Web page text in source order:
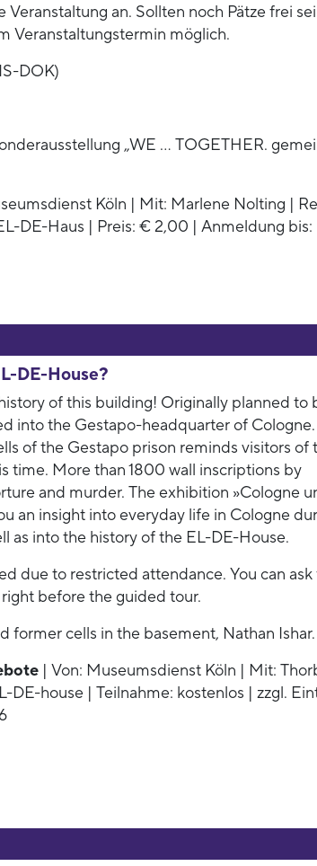
an. Sollten noch Pätze frei
Veranstaltungstermin möglich.
DOK)
„WE … TOGETHER.
Köln | Mit: Marlene Nolting |
DE-Haus | Preis: € 2,00 | Anmeldung bis:
DE-House?
of this building! Originally planned to
into the Gestapo-headquarter of
of the Gestapo prison reminds visitors of
time. More than 1800 wall inscriptions by
and murder. The exhibition »Cologne
an insight into everyday life in Cologne
as into the history of the EL-DE-House.
due to restricted attendance. You can ask
before the guided tour.
former cells in the basement, Nathan Ishar.
| Von: Museumsdienst Köln | Mit:
DE-house | Teilnahme: kostenlos | zzgl.